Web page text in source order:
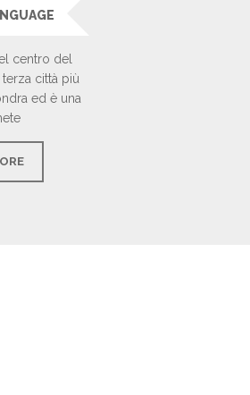
centro del
città più
ed è una